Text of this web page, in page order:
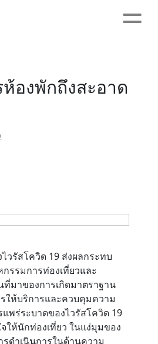
องพักถึงสะอาด
วรัสโควิด 19 ส่งผลกระทบ
รรมการท่องเที่ยวและ
ที่มาของการเกิดมาตราฐาน
ให้บริการและควบคุมความ
พร่ระบาดของไวรัสโควิด 19
ให้นักท่องเที่ยว ในแง่มุมของ
ดำเนินการในด้านความ